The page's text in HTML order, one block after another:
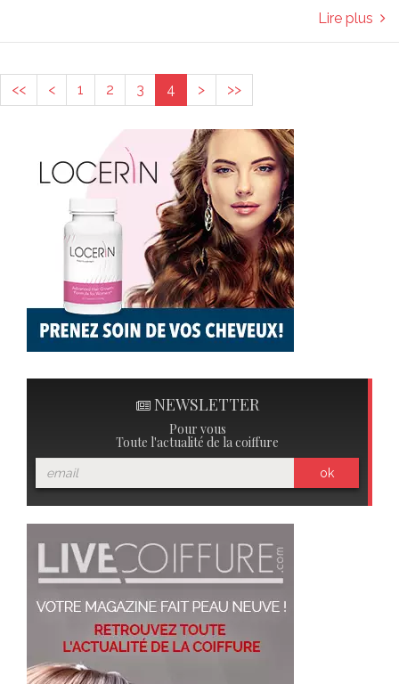
Lire plus
<< < 1 2 3 4 > >>
NEWSLETTER
Pour vous
Toute l'actualité de la coiffure
ok